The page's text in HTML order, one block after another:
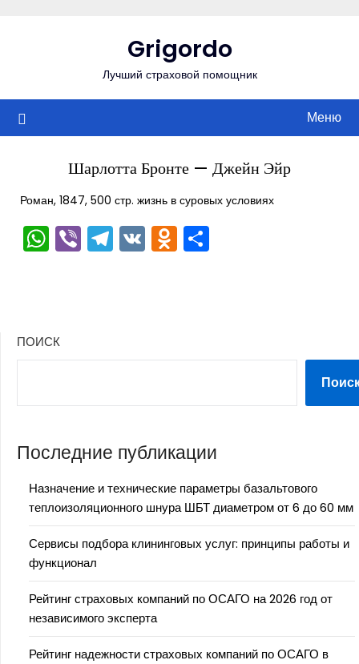
Grigordo
Лучший страховой помощник
Меню
Шарлотта Бронте — Джейн Эйр
Роман, 1847, 500 стр. жизнь в суровых условиях
WhatsApp
ViberTelegram
VKOdnoklassniki
ПОИСК
Последние публикации
Назначение и технические параметры базальтового
теплоизоляционного шнура ШБТ диаметром от 6 до 60 мм
Сервисы подбора клининговых услуг: принципы работы и
функционал
Рейтинг страховых компаний по ОСАГО на 2026 год от
независимого эксперта
Рейтинг надежности страховых компаний по ОСАГО в